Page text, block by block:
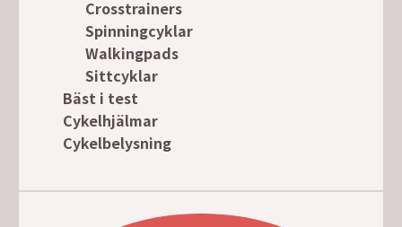
Crosstrainers
Spinningcyklar
Walkingpads
Sittcyklar
Bäst i test
Cykelhjälmar
Cykelbelysning